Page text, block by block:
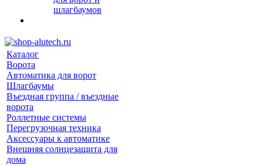
шлагбаумов
Каталог
Ворота
Автоматика для ворот
Шлагбаумы
Въездная группа / въездные
ворота
Роллетные системы
Перегрузочная техника
Аксессуары к автоматике
Внешняя солнцезащита для
дома